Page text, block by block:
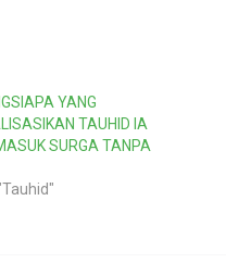
YANG
TAUHID IA
SURGA TANPA